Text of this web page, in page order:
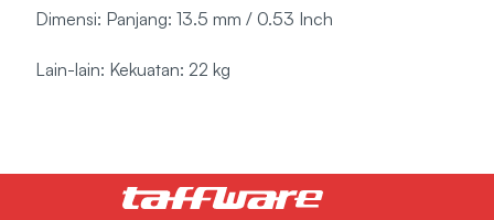
Dimensi: Panjang: 13.5 mm / 0.53 Inch
Lain-lain: Kekuatan: 22 kg